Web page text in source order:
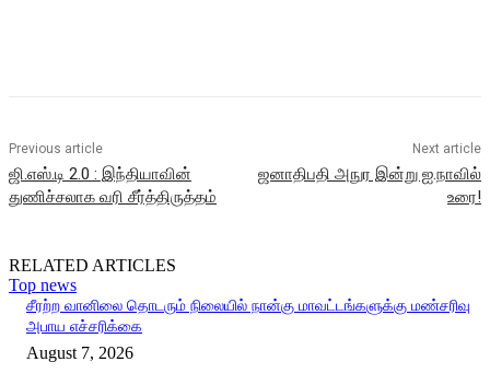
Previous article
ஜி.எஸ்.டி 2.0 : இந்தியாவின்
துணிச்சலாக வரி சீர்த்திருத்தம்
Next article
ஜனாதிபதி அநுர இன்று ஐ.நாவில்
உரை!
RELATED ARTICLES
Top news
சீரற்ற வானிலை தொடரும் நிலையில் நான்கு மாவட்டங்களுக்கு மண்சரிவு
அபாய எச்சரிக்கை
August 7, 2026